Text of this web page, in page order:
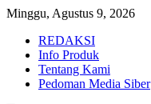
Minggu, Agustus 9, 2026
REDAKSI
Info Produk
Tentang Kami
Pedoman Media Siber